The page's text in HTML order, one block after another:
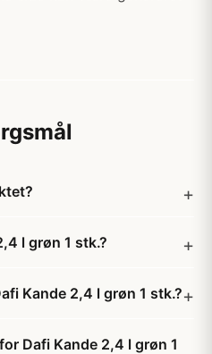
l grøn 1 stk.?
Kande 2,4 l grøn 1 stk.?
Dafi Kande 2,4 l grøn 1